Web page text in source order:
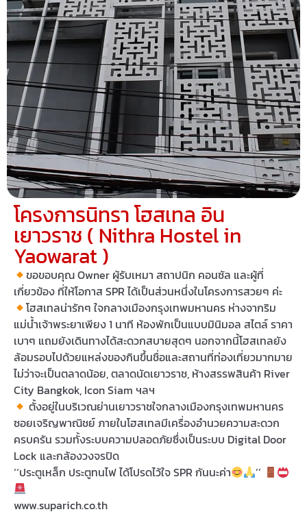
โครงการนิทรา โฮสเทล อิน
เยาวราช ( Nithra Hostel in
Yaowarat )
ขอขอบคุณ Owner ผู้รับเหมา สถาปนิก คอนซัล และผู้ที่
เกี่ยวข้อง ที่ให้โอกาส SPR ได้เป็นส่วนหนึ่งในโครงการสวยๆ ค่ะ
โฮสเทลน่ารักๆ ใจกลางเมืองกรุงเทพมหานคร ห่างจากริม
แม่น้ำเจ้าพระยาเพียง 1 นาที ห้องพักเป็นแบบมินิมอล สไตล์ ราคา
เบาๆ แถมยังเดินทางได้สะดวกสบายสุดๆ นอกจากนี้โฮสเทลยัง
ล้อมรอบไปด้วยแหล่งของกินขึ้นชื่อและสถานที่ท่องเที่ยวมากมาย
ไม่ว่าจะเป็นตลาดน้อย, ตลาดนัดเยาวราช, ห้างสรรพสินค้า River
City Bangkok, Icon Siam ฯลฯ
ตั้งอยู่ในบริเวณย่านเยาวราชใจกลางเมืองกรุงเทพมหานคร
ซอยเจริญพาณิชย์ ภายในโฮสเทลมีเครื่องอำนวยความสะดวก
ครบครัน รวมทั้งระบบความปลอดภัยซึ่งเป็นระบบ Digital Door
Lock และกล้องวงจรปิด
‘‘ประตูเหล็ก ประตูทนไฟ ได้โปรดไว้ใจ SPR กันนะค่า
’’
www.suparich.co.th